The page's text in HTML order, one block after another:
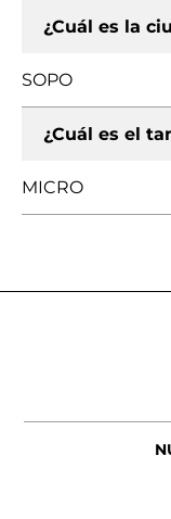
¿Cuál es la
SOPO
¿Cuál es el
MICRO